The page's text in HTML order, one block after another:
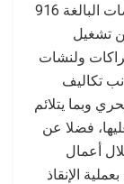
المستندات التي تفيد مطالبتها بقيمة التعويضات البالغة 916
تشغيل
ولنشات
تكاليف
وبما يتلائم
فضلا عن
أعمال
الإنقاذ